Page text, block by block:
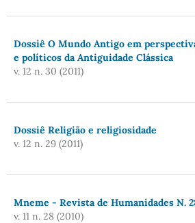
Dossiê O Mundo Antigo em
e políticos da Antiguidade Clássica
v. 12 n. 30 (2011)
Dossiê Religião e religiosidade
v. 12 n. 29 (2011)
Mneme - Revista de Humanidades N.
v. 11 n. 28 (2010)